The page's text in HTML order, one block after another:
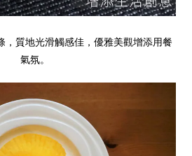
，質地光滑觸感佳，優雅美觀增添用餐
氣氛。